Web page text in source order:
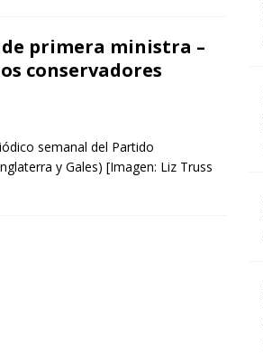
primera ministra –
conservadores
semanal del Partido
y Gales) [Imagen: Liz Truss